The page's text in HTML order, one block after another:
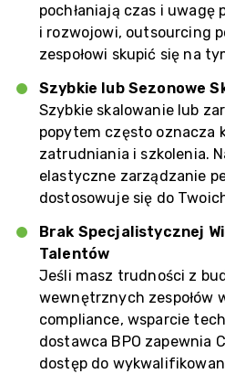
pochłaniają czas i uwagę
i rozwojowi, outsourcing
zespołowi skupić się na
Szybkie lub Sezonowe
Szybkie skalowanie lub
popytem często oznacza
zatrudniania i szkolenia.
elastyczne zarządzanie
dostosowuje się do
Brak Specjalistycznej
Talentów
Jeśli masz trudności z
wewnętrznych zespołów
compliance, wsparcie
dostawca BPO zapewnia
dostęp do